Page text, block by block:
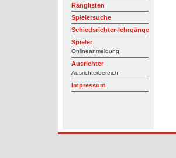
Ranglisten
Spielersuche
Schiedsrichter-lehrgänge
Spieler
Onlineanmeldung
Ausrichter
Ausrichterbereich
Impressum